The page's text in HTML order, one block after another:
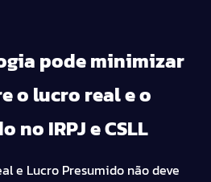
pode minimizar
o lucro real e o
no IRPJ e CSLL
e Lucro Presumido não deve